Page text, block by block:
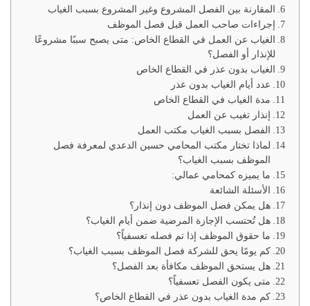
المقارنة بين الفصل المشروع وغير المشروع بسبب الغياب
إجراءات صاحب العمل قبل فصل الموظف
الغياب عن العمل في القطاع الخاص: متى يصبح سببًا مشروعًا
للإنذار أو الفصل؟
الغياب بدون عذر في القطاع الخاص
عدد أيام الغياب بدون عذر
مدة الغياب في القطاع الخاص
إنذار تغيب عن العمل
الفصل بسبب الغياب مكتب العمل
لماذا تختار مكتب المحامي حسين الدعدي لمعرفة فصل
الموظف بسبب الغياب؟
ما يميزه كمحامي عمالي:
الأسئلة الشائعة
هل يمكن فصل الموظف دون إنذار؟
هل تُحتسب الإجازة المرضية ضمن أيام الغياب؟
ما حقوق الموظف إذا تم فصله تعسفياً؟
كم يومًا يحق للشركة فصل الموظف بسبب الغياب؟
هل يستحق الموظف مكافأة بعد الفصل؟
متى يكون الفصل تعسفياً؟
كم مدة الغياب بدون عذر في القطاع الخاص؟